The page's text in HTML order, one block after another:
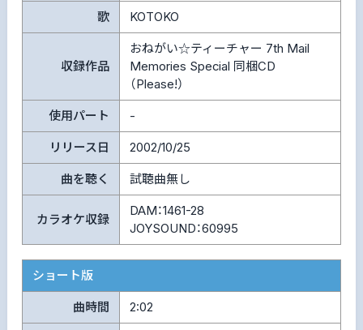
歌 KOTOKO
収録作品
おねがい☆ティーチャー 7th Mail
Memories Special 同梱CD
（Please!）
使用パート -
リリース日 2002/10/25
曲を聴く 試聴曲無し
カラオケ収録
DAM：1461-28
JOYSOUND：60995
ショート版
曲時間 2:02